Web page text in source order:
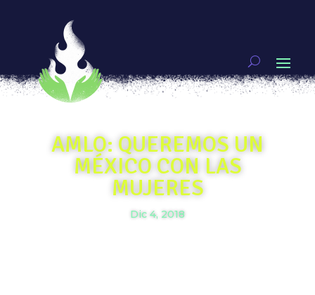
AMLO: QUEREMOS UN
MÉXICO CON LAS
MUJERES
Dic 4, 2018